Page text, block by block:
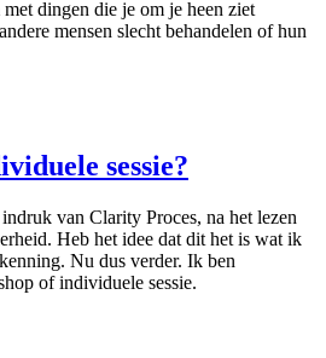
dingen die je om je heen ziet
mensen slecht behandelen of hun
sessie?
van Clarity Proces, na het lezen
Heb het idee dat dit het is wat ik
Nu dus verder. Ik ben
of individuele sessie.